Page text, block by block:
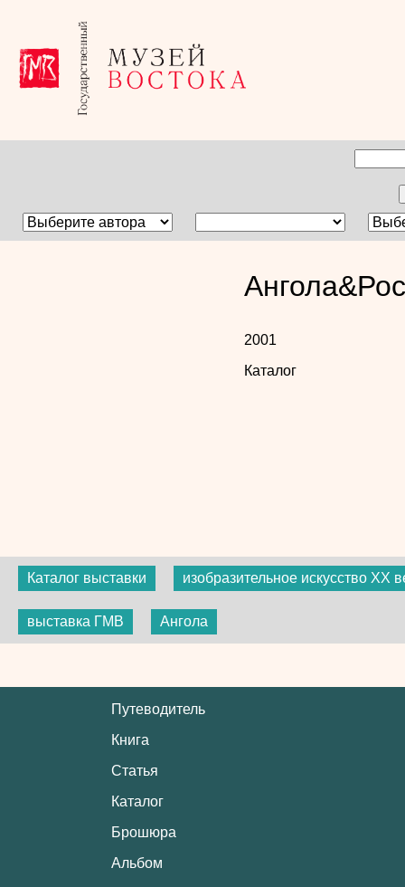
2001
Каталог
Каталог выставки изобразительное искусство ХХ
выставка ГМВ Ангола
Путеводитель
Книга
Статья
Каталог
Брошюра
Альбом